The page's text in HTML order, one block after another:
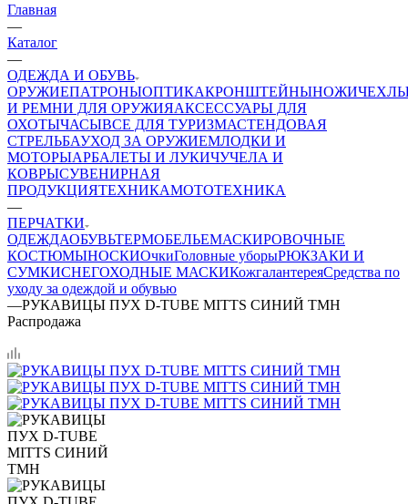
Главная
—
Каталог
—
ОДЕЖДА И ОБУВЬ
ОРУЖИЕПАТРОНЫОПТИКАКРОНШТЕЙНЫНОЖИ
И РЕМНИ ДЛЯ ОРУЖИЯАКСЕССУАРЫ ДЛЯ
ОХОТЫЧАСЫВСЕ ДЛЯ ТУРИЗМАСТЕНДОВАЯ
СТРЕЛЬБАУХОД ЗА ОРУЖИЕМЛОДКИ И
МОТОРЫАРБАЛЕТЫ И ЛУКИЧУЧЕЛА И
КОВРЫСУВЕНИРНАЯ
ПРОДУКЦИЯТЕХНИКАМОТОТЕХНИКА
—
ПЕРЧАТКИ
ОДЕЖДАОБУВЬТЕРМОБЕЛЬЕМАСКИРОВОЧНЫЕ
КОСТЮМЫНОСКИОчкиГоловные уборыРЮКЗАКИ И
СУМКИСНЕГОХОДНЫЕ МАСКИКожгалантереяСредства по
уходу за одеждой и обувью
—РУКАВИЦЫ ПУХ D-TUBE MITTS СИНИЙ ТМН
Распродажа